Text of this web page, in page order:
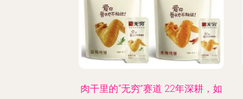
肉干里的“无穷”赛道 22年深耕，如